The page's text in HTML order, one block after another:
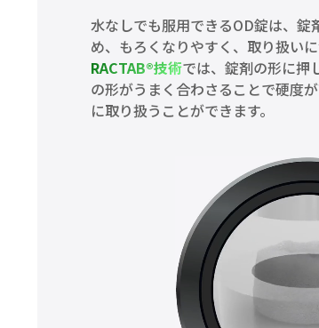
水なしでも服用できるOD錠は、
め、もろくなりやすく、取り扱い
RACTAB®技術では、錠剤の形に押
の形がうまく合わさることで硬度
に取り扱うことができます。